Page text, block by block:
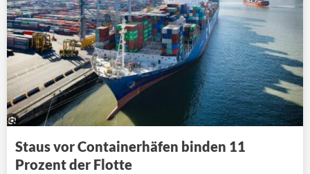
Staus vor Containerhäfen binden 11
Prozent der Flotte